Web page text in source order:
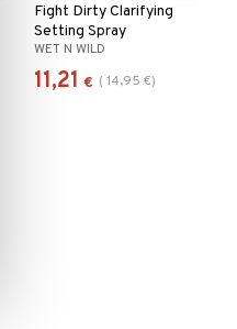
Fight Dirty Clarifying
Setting Spray
WET N WILD
11,21 € ( 14,95 €)